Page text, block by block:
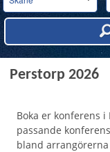
OM OSS
ANNONSERA
Konferens och
Perstorp 2026
Boka er konferens
passande
bland